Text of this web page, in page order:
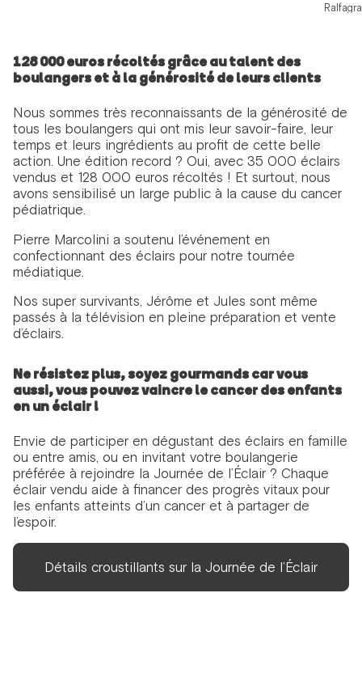
128 000 euros récoltés grâce au talent des
boulangers et à la générosité de leurs clients
Nous sommes très reconnaissants de la générosité de
tous les boulangers qui ont mis leur savoir-faire, leur
temps et leurs ingrédients au profit de cette belle
action. Une édition record ? Oui, avec 35 000 éclairs
vendus et 128 000 euros récoltés ! Et surtout, nous
avons sensibilisé un large public à la cause du cancer
pédiatrique.
Pierre Marcolini a soutenu l’événement en
confectionnant des éclairs pour notre tournée
médiatique.
Nos super survivants, Jérôme et Jules sont même
passés à la télévision en pleine préparation et vente
d’éclairs.
Ne résistez plus, soyez gourmands car vous
aussi, vous pouvez vaincre le cancer des enfants
en un éclair !
Envie de participer en dégustant des éclairs en famille
ou entre amis, ou en invitant votre boulangerie
préférée à rejoindre la Journée de l’Éclair ? Chaque
éclair vendu aide à financer des progrès vitaux pour
les enfants atteints d’un cancer et à partager de
l’espoir.
Détails croustillants sur la Journée de l’Éclair